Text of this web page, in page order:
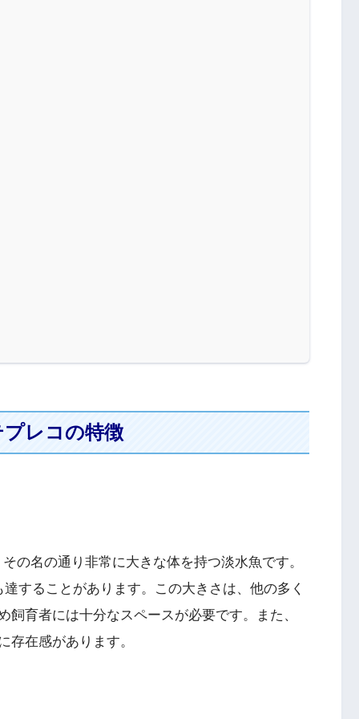
レコの特徴
の名の通り非常に大きな体を持つ淡水魚です。
することがあります。この大きさは、他の多く
育者には十分なスペースが必要です。また、
存在感があります。